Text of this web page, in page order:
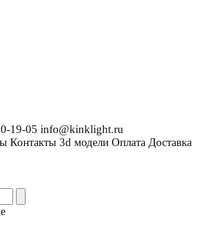
19-05 info@kinklight.ru
Контакты 3d модели Оплата Доставка